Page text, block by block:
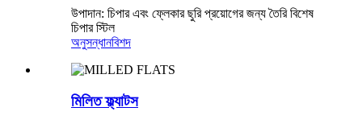
উপাদান: চিপার এবং ফ্লেকার ছুরি প্রয়োগের জন্য তৈরি বিশেষ
চিপার স্টিল
অনুসন্ধানবিশদ
মিলিত ফ্ল্যাটস